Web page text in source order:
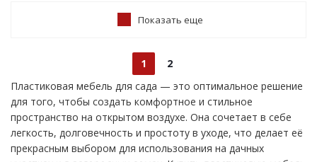
Показать еще
1
2
Пластиковая мебель для сада — это оптимальное решение
для того, чтобы создать комфортное и стильное
пространство на открытом воздухе. Она сочетает в себе
легкость, долговечность и простоту в уходе, что делает её
прекрасным выбором для использования на дачных